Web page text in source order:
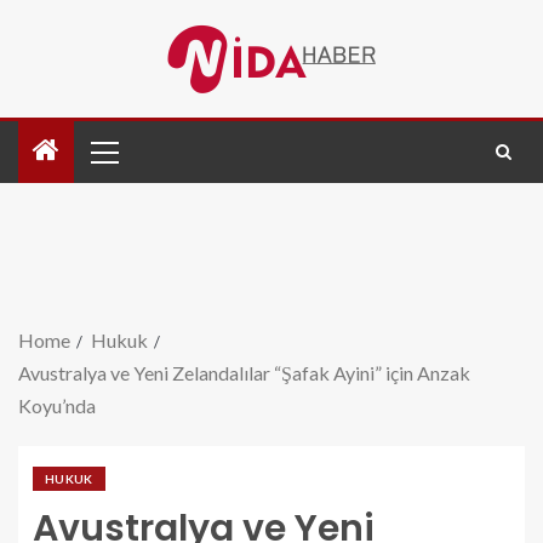
Home
Hukuk
Avustralya ve Yeni Zelandalılar “Şafak Ayini” için Anzak
Koyu’nda
HUKUK
Avustralya ve Yeni